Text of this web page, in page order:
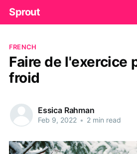
Sprout
FRENCH
Faire de l'exercice
froid
Essica Rahman
Feb 9, 2022 • 2 min read